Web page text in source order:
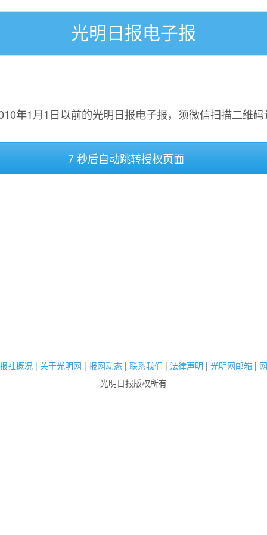
光明日报电子报
年1月1日以前的光明日报电子报，须微信扫描二维
7 秒后自动跳转授权页面
社概况 | 关于光明网 | 报网动态 | 联系我们 | 法律声明 | 光明网邮箱 |
光明日报版权所有